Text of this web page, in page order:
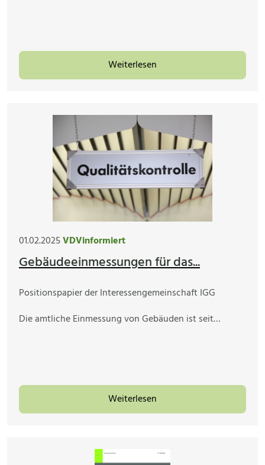
Weiterlesen
01.02.2025VDVinformiert
Gebäudeeinmessungen für das...
Positionspapier der Interessengemeinschaft IGG
Die amtliche Einmessung von Gebäuden ist seit…
Weiterlesen